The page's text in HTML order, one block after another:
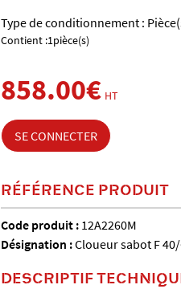
Type de conditionnement :
Contient :1pièce(s)
858.00€ HT
SE CONNECTER
RÉFÉRENCE PRODUIT
Code produit : 12A2260M
Désignation :Cloueur sabot F 40/
DESCRIPTIF